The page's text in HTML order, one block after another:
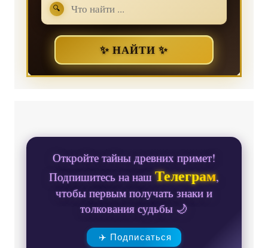
🔍
✨ НАЙТИ ✨
Откройте тайны древних примет!
Подпишитесь на нашТелеграм,
чтобы первым получать знаки и
толкования судьбы 🌙
✈️ Подписаться